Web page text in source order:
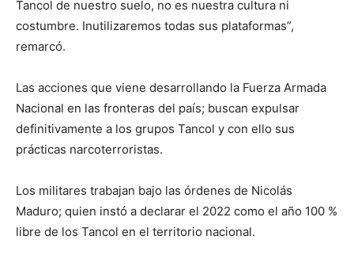
Tancol de nuestro suelo, no es nuestra cultura ni
costumbre. Inutilizaremos todas sus plataformas”,
remarcó.
Las acciones que viene desarrollando la Fuerza Armada
Nacional en las fronteras del país; buscan expulsar
definitivamente a los grupos Tancol y con ello sus
prácticas narcoterroristas.
Los militares trabajan bajo las órdenes de Nicolás
Maduro; quien instó a declarar el 2022 como el año 100 %
libre de los Tancol en el territorio nacional.